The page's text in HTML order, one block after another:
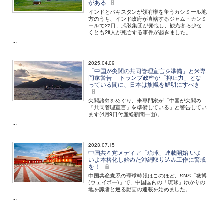
がある
インドとパキスタンが領有権を争うカシミール地
方のうち、インド政府が直轄するジャム・カシミ
ールで22日、武装集団が発砲し、観光客ら少な
くとも28人が死亡する事件が起きました。
...
2025.04.09
「中国が尖閣の共同管理宣言を準備」と米専
門家警告 ─ トランプ政権が「抑止力」とな
っている間に、日本は旗幟を鮮明にすべき
尖閣諸島をめぐり、米専門家が「中国が尖閣の
『共同管理宣言』を準備している」と警告してい
ます(4月9日付産経新聞一面)。
...
2023.07.15
中国共産党メディア「琉球」連載開始 いよ
いよ本格化し始めた沖縄取り込み工作に警戒
を！
中国共産党系の環球時報はこのほど、SNS「微博
(ウェイボー)」で、中国国内の「琉球」ゆかりの
地を識者と巡る動画の連載を始めました。
...